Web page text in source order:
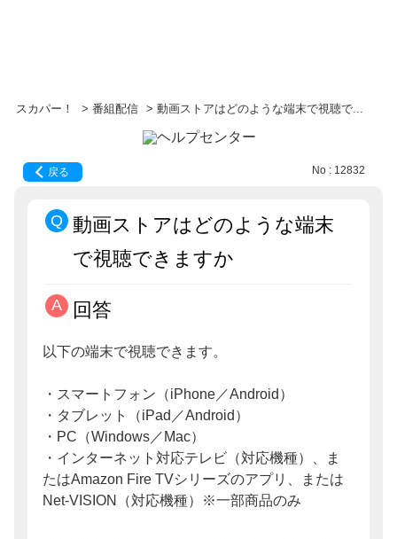
スカパー！ > 番組配信 > 動画ストアはどのような端末で視聴で...
戻る No : 12832
動画ストアはどのような端末
で視聴できますか
回答
以下の端末で視聴できます。
・スマートフォン（iPhone／Android）
・タブレット（iPad／Android）
・PC（Windows／Mac）
・インターネット対応テレビ（対応機種）、ま
たはAmazon Fire TVシリーズのアプリ、または
Net-VISION（対応機種）※一部商品のみ